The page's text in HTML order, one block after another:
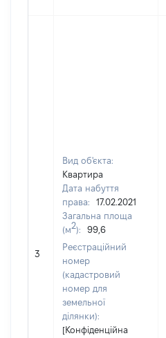
3
Вид об'єкта:
Квартира
Дата набуття
права:
17.02.2021
Загальна площа
(м2):
99,6
Реєстраційний
номер
(кадастровий
номер для
земельної
ділянки):
[Конфіденційна